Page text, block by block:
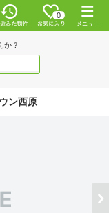
0
か？
ン西原